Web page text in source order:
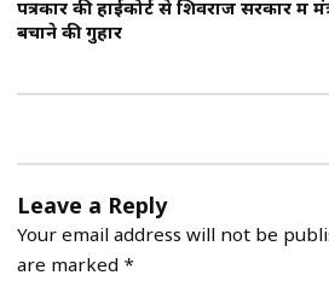
पत्रकार की हाईकोर्ट से शिवराज सरकार
बचाने की गुहार
Leave a Reply
Your email address will not be
are marked *